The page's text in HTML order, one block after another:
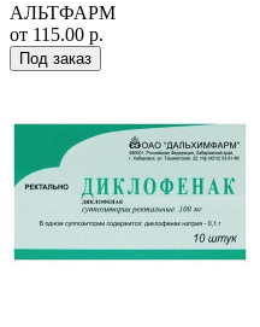
АЛЬТФАРМ
от 115.00 р.
Под заказ